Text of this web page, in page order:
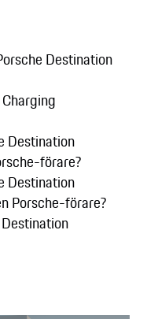
Destination
Destination
förare?
Destination
Porsche-förare?